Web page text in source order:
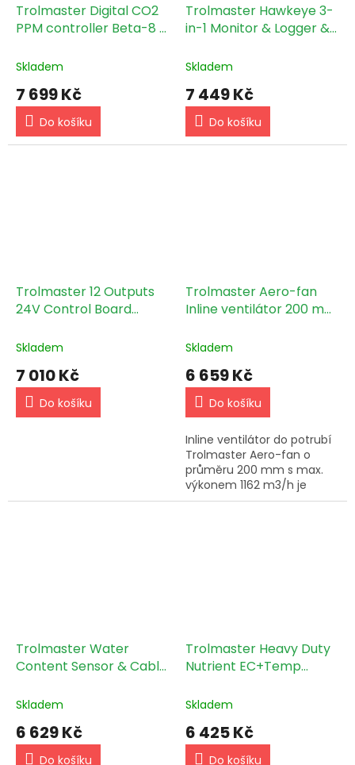
Trolmaster Digital CO2
PPM controller Beta-8 +
Skladem
7 699 Kč
Do košíku
Trolmaster Hawkeye 3-
in-1 Monitor & Logger &
Skladem
7 449 Kč
Do košíku
Trolmaster 12 Outputs
24V Control Board
Skladem
7 010 Kč
Do košíku
Trolmaster Aero-fan
Inline ventilátor 200 mm
Skladem
6 659 Kč
Do košíku
Inline ventilátor do potrubí
Trolmaster Aero-fan o
průměru 200 mm s max.
výkonem 1162 m3/h je
kompaktní a účinný
Trolmaster Water
Content Sensor & Cable
Skladem
6 629 Kč
Do košíku
Trolmaster Heavy Duty
Nutrient EC+Temp
compatible (PCT-3)
Skladem
6 425 Kč
Do košíku